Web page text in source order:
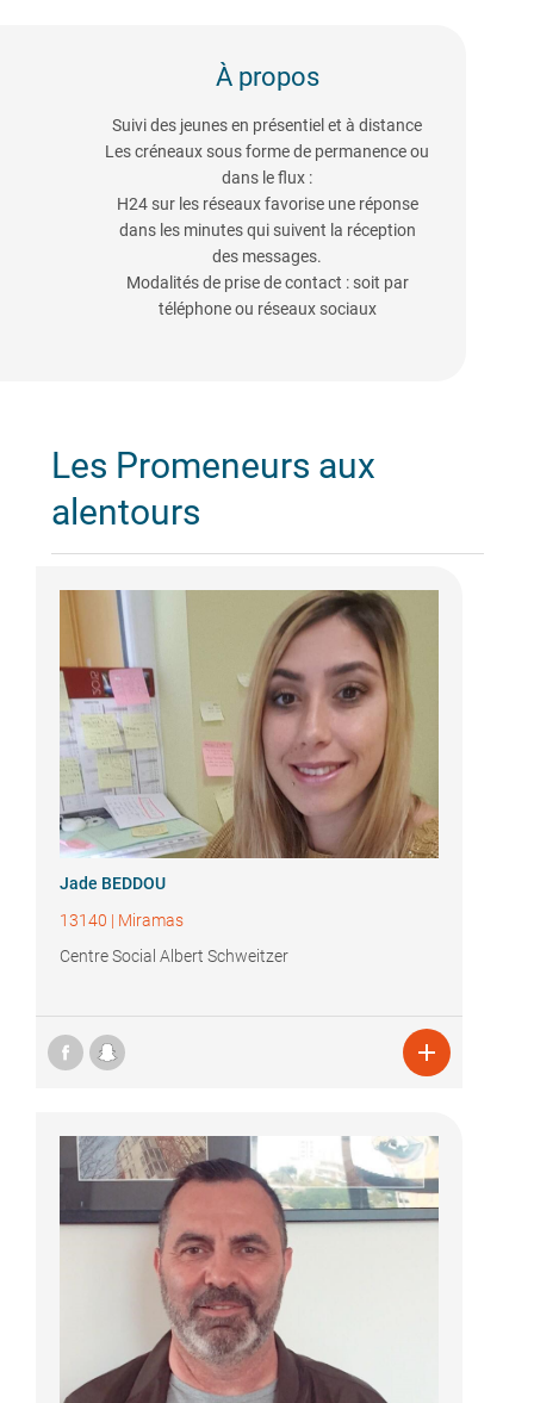
À propos
Suivi des jeunes en présentiel et à distance
Les créneaux sous forme de permanence ou
dans le flux :
H24 sur les réseaux favorise une réponse
dans les minutes qui suivent la réception
des messages.
Modalités de prise de contact : soit par
téléphone ou réseaux sociaux
Les Promeneurs aux
alentours
Jade BEDDOU
13140 | Miramas
Centre Social Albert Schweitzer
